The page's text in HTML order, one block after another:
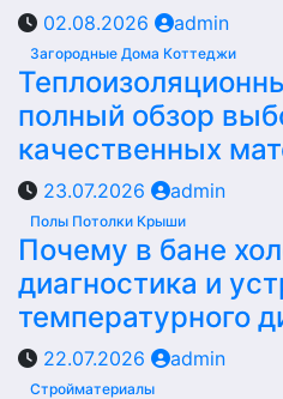
02.08.2026 admin
Загородные Дома Коттеджи
полный обзор
качественных
23.07.2026 admin
Полы Потолки Крыши
Почему в бане
диагностика и
температурного
22.07.2026 admin
Стройматериалы